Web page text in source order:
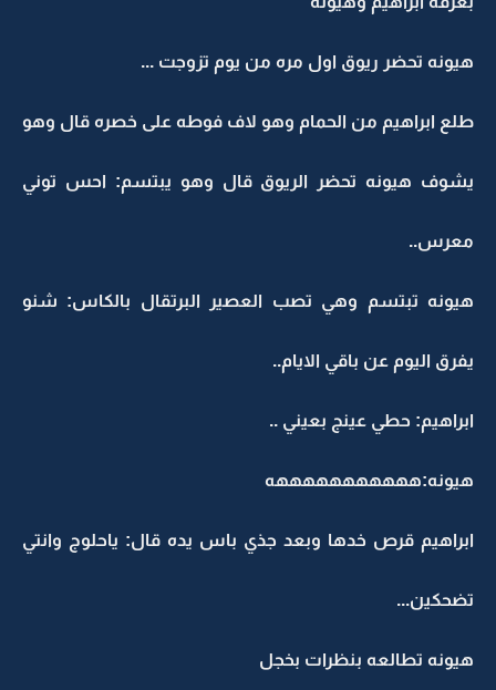
هيونه تحضر ريوق اول مره من يوم تزوجت ...
طلع ابراهيم من الحمام وهو لاف فوطه على خصره قال وهو
يشوف هيونه تحضر الريوق قال وهو يبتسم: احس توني
معرس..
هيونه تبتسم وهي تصب العصير البرتقال بالكاس: شنو
يفرق اليوم عن باقي الايام..
ابراهيم: حطي عينج بعيني ..
هيونه:هههههههههههه
ابراهيم قرص خدها وبعد جذي باس يده قال: ياحلوج وانتي
تضحكين...
هيونه تطالعه بنظرات بخجل